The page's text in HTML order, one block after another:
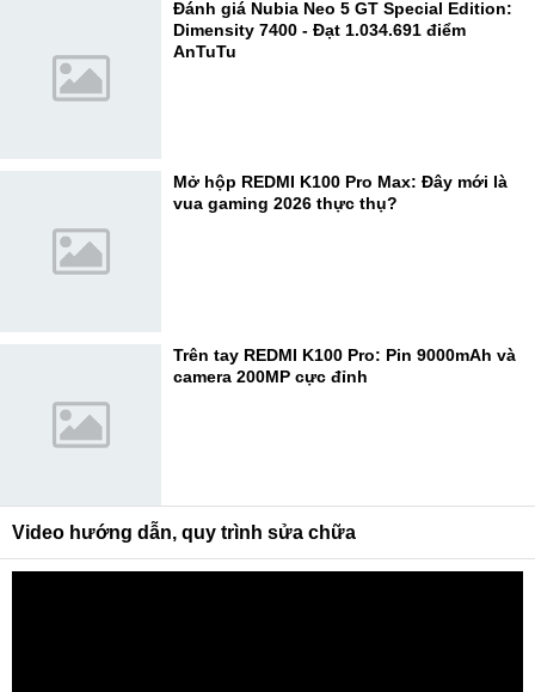
Đánh giá Nubia Neo 5 GT Special Edition:
Dimensity 7400 - Đạt 1.034.691 điểm
AnTuTu
Mở hộp REDMI K100 Pro Max: Đây mới là
vua gaming 2026 thực thụ?
Trên tay REDMI K100 Pro: Pin 9000mAh và
camera 200MP cực đỉnh
Video hướng dẫn, quy trình sửa chữa